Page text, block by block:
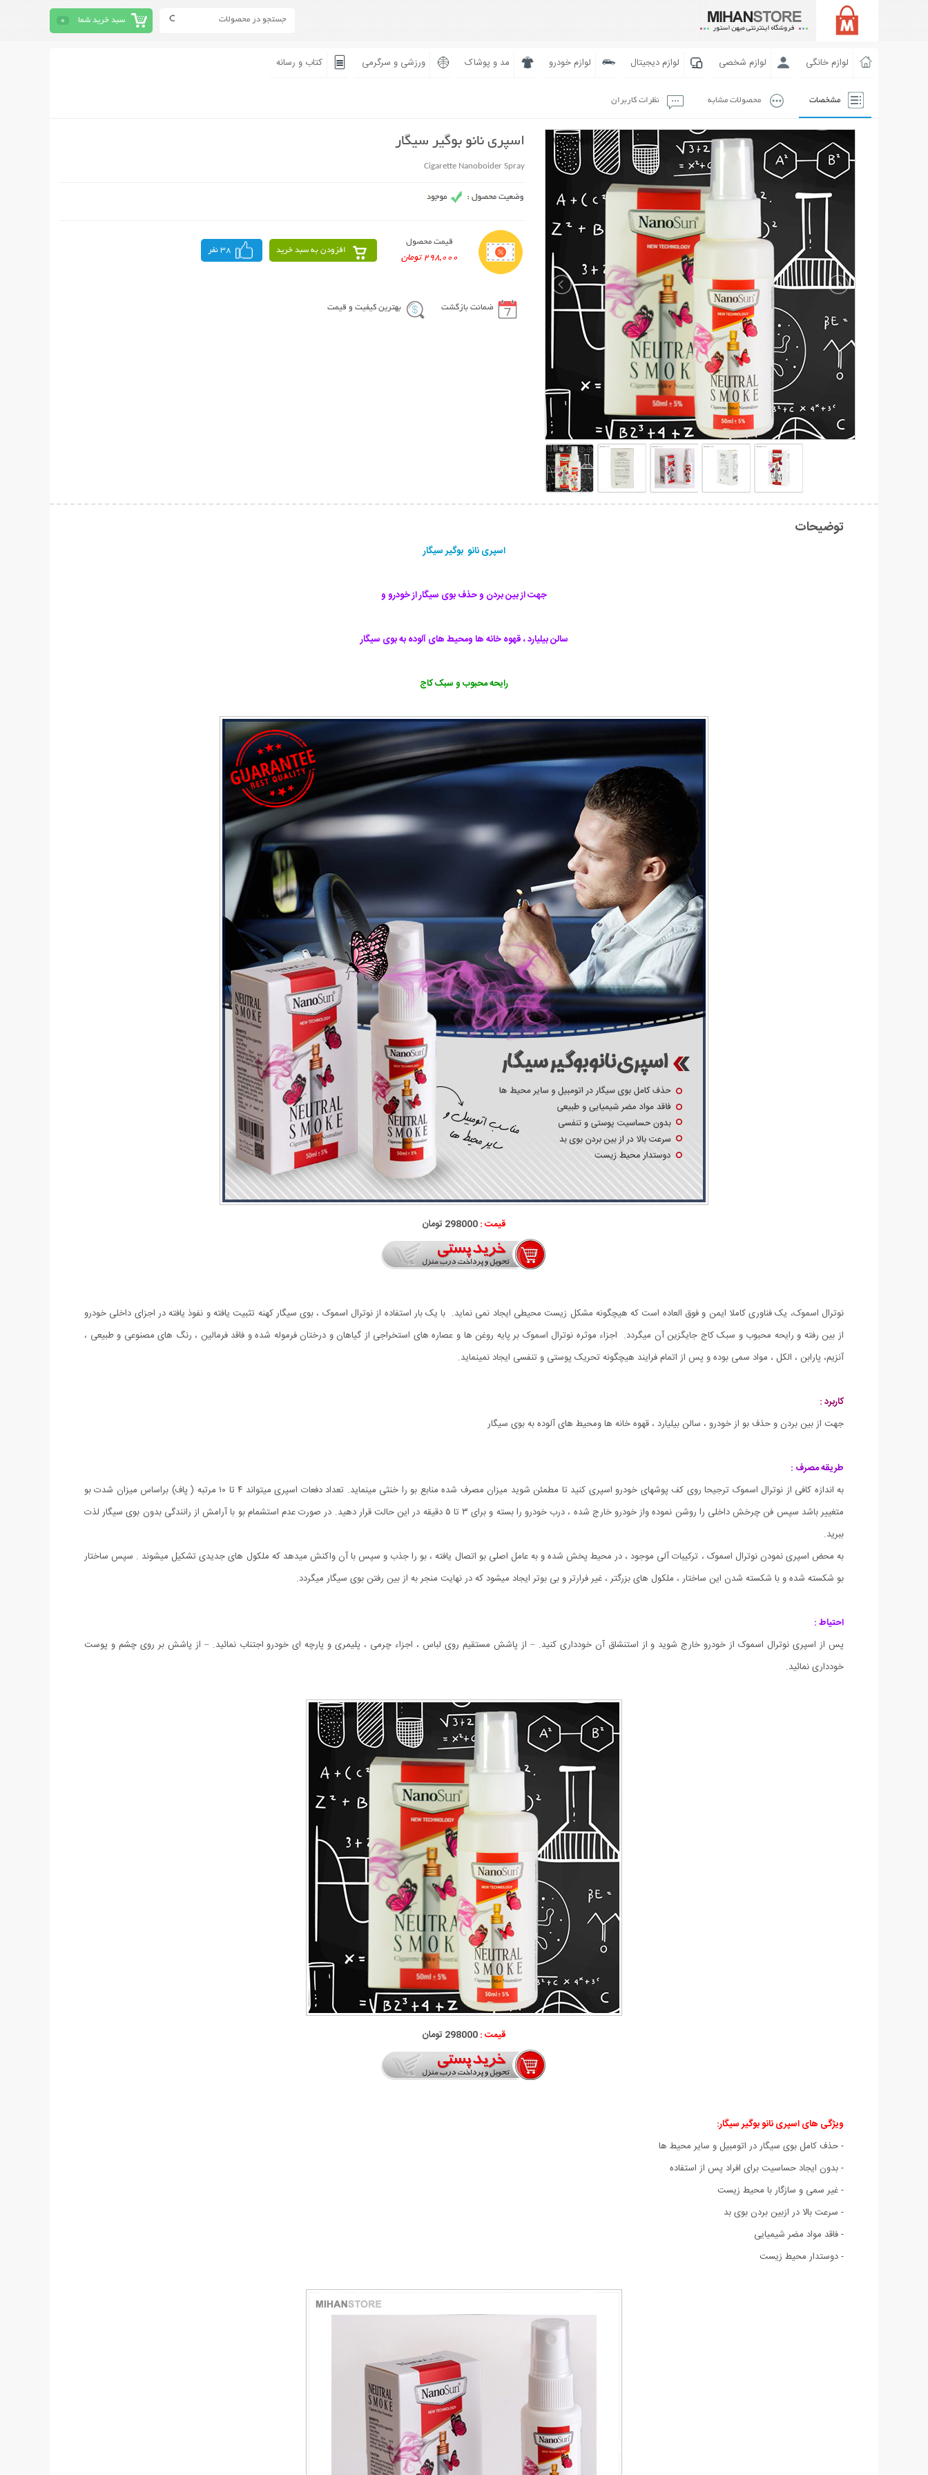
سبد خرید شما 0
لوازم خانگی لوازم شخصی لوازم دیجیتال لوازم خودرو مد و پوشاک ورزشی و سرگرمی کتاب و رسانه
مشخصات محصولات مشابه نظرات کاربران
اسپری نانو بوگیر سیگار
Cigarette Nanoboider Spray
قیمت محصول
298,000 تومان
افزودن به سبد خرید 38 نفر
ضمانت بازگشت بهترین کیفیت و قیمت
توضیحات
اسپری نانو بوگیر سیگار
جهت از بین بردن و حذف بوی سیگار از خودرو و
سالن بیلیارد ، قهوه خانه ها ومحیط های آلوده به بوی سیگار
رایحه محبوب و سبک کاج
قیمت :298000 تومان
نوترال اسموک، یک فناوری کاملا ایمن و فوق العاده است که هیچگونه مشکل زیست محیطی ایجاد نمی نماید. با یک بار استفاده از نوترال اسموک ، بوی سیگار کهنه تثبیت یافته و نفوذ یافته در اجزای داخلی خودرو
از بین رفته و رایحه محبوب و سبک کاج جایگزین آن میگردد. اجزاء موثره نوترال اسموک بر پایه روغن ها و عصاره های استخراجی از گیاهان و درختان فرموله شده و فاقد فرمالین ، رنگ های مصنوعی و طبیعی ،
آنزیم، پارابن ، الکل ، مواد سمی بوده و پس از اتمام فرایند هیچگونه تحریک پوستی و تنفسی ایجاد نمینماید.
کاربرد :
جهت از بین بردن و حذف بو از خودرو ، سالن بیلیارد ، قهوه خانه ها ومحیط های آلوده به بوی سیگار
طریقه مصرف :
به اندازه کافی از نوترال اسموک ترجیحا روی کف پوشهای خودرو اسپری کنید تا مطمئن شوید میزان مصرف شده منابع بو را خنثی مینماید. تعداد دفعات اسپری میتواند ۴ تا ۱۰ مرتبه ( پاف) براساس میزان شدت بو
متغییر باشد سپس فن چرخش داخلی را روشن نموده واز خودرو خارج شده ، درب خودرو را بسته و برای ۳ تا ۵ دقیقه در این حالت قرار دهید. در صورت عدم استشمام بو با آرامش از رانندگی بدون بوی سیگار لذت
ببرید.
به محض اسپری نمودن نوترال اسموک ، ترکیبات آلی موجود ، در محیط پخش شده و به عامل اصلی بو اتصال یافته ، بو را جذب و سپس با آن واکنش میدهد که ملکول های جدیدی تشکیل میشوند . سپس ساختار
بو شکسته شده و با شکسته شدن این ساختار ، ملکول های بزرگتر ، غیر فرارتر و بی بوتر ایجاد میشود که در نهایت منجر به از بین رفتن بوی سیگار میگردد.
احتیاط :
پس از اسپری نوترال اسموک از خودرو خارج شوید و از استنشاق آن خودداری کنید. – از پاشش مستقیم روی لباس ، اجزاء چرمی ، پلیمری و پارچه ای خودرو اجتناب نمائید. – از پاشش بر روی چشم و پوست
خودداری نمائید.
قیمت :298000 تومان
ویژگی های اسپری نانو بوگیر سیگار:
- حذف کامل بوی سیگار در اتومبیل و سایر محیط ها
- بدون ایجاد حساسیت برای افراد پس از استفاده
- غیر سمی و سازگار با محیط زیست
- سرعت بالا در ازبین بردن بوی بد
- فاقد مواد مضر شیمیایی
- دوستدار محیط زیست